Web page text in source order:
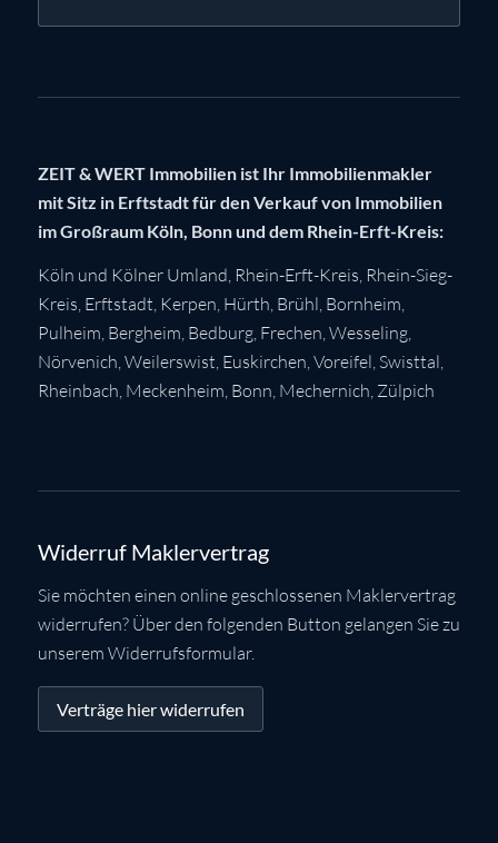
ZEIT & WERT Immobilien ist Ihr Immobilienmakler
mit Sitz in Erftstadt für den Verkauf von Immobilien
im Großraum Köln, Bonn und dem Rhein-Erft-Kreis:
Köln und Kölner Umland, Rhein-Erft-Kreis, Rhein-Sieg-
Kreis, Erftstadt, Kerpen, Hürth, Brühl, Bornheim,
Pulheim, Bergheim, Bedburg, Frechen,Wesseling,
Nörvenich,Weilerswist, Euskirchen, Voreifel, Swisttal,
Rheinbach, Meckenheim, Bonn, Mechernich, Zülpich
Widerruf Maklervertrag
Sie möchten einen online geschlossenen Maklervertrag
widerrufen? Über den folgenden Button gelangen Sie zu
unserem Widerrufsformular.
Verträge hier widerrufen